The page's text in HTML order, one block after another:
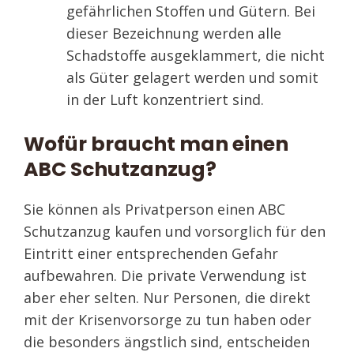
gefährlichen Stoffen und Gütern. Bei
dieser Bezeichnung werden alle
Schadstoffe ausgeklammert, die nicht
als Güter gelagert werden und somit
in der Luft konzentriert sind.
Wofür braucht man einen
ABC Schutzanzug?
Sie können als Privatperson einen ABC
Schutzanzug kaufen und vorsorglich für den
Eintritt einer entsprechenden Gefahr
aufbewahren. Die private Verwendung ist
aber eher selten. Nur Personen, die direkt
mit der Krisenvorsorge zu tun haben oder
die besonders ängstlich sind, entscheiden